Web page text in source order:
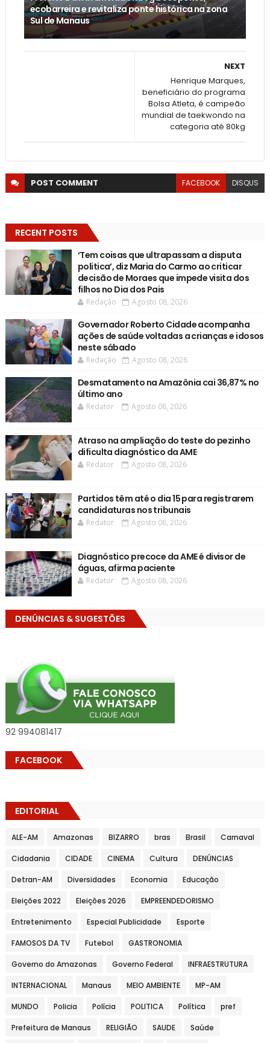
ecobarreira e revitaliza ponte histórica na zona
Sul de Manaus
NEXT
Henrique Marques,
beneficiário do programa
Bolsa Atleta, é campeão
mundial de taekwondo na
categoria até 80kg
POST COMMENT FACEBOOK DISQUS
RECENT POSTS
‘Tem coisas que ultrapassam a disputa
politica’, diz Maria do Carmo ao criticar
decisão de Moraes que impede visita dos
filhos no Dia dos Pais
Redação Agosto 08, 2026
Governador Roberto Cidade acompanha
ações de saúde voltadas a crianças e idosos
neste sábado
Redação Agosto 08, 2026
Desmatamento na Amazônia cai 36,87% no
último ano
Redator Agosto 08, 2026
Atraso na ampliação do teste do pezinho
dificulta diagnóstico da AME
Redator Agosto 08, 2026
Partidos têm até o dia 15 para registrarem
candidaturas nos tribunais
Redator Agosto 08, 2026
Diagnóstico precoce da AME é divisor de
águas, afirma paciente
Redator Agosto 08, 2026
DENÚNCIAS & SUGESTÕES
92 994081417
FACEBOOK
EDITORIAL
ALE-AM Amazonas BIZARRO bras Brasil Carnaval
Cidadania CIDADE CINEMA Cultura DENÚNCIAS
Detran-AM Diversidades Economia Educação
Eleições 2022 Eleições 2026 EMPREENDEDORISMO
Entretenimento Especial Publicidade Esporte
FAMOSOS DA TV Futebol GASTRONOMIA
Governo do Amazonas Governo Federal INFRAESTRUTURA
INTERNACIONAL Manaus MEIO AMBIENTE MP-AM
MUNDO Policia Polícia POLITICA Política pref
Prefeitura de Manaus RELIGIÃO SAUDE Saúde